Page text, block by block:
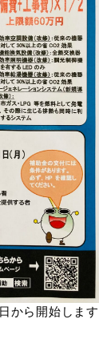
から開始します